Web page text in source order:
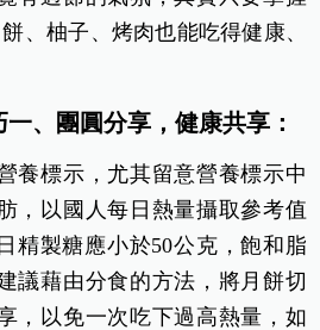
、柚子、烤肉也能吃得健康、
一、團圓分享，健康共享：
養標示，尤其留意營養標示中
，以國人每日熱量攝取參考值
精製糖應小於50公克，飽和脂
議藉由分食的方法，將月餅切
，以免一次吃下過高熱量，如